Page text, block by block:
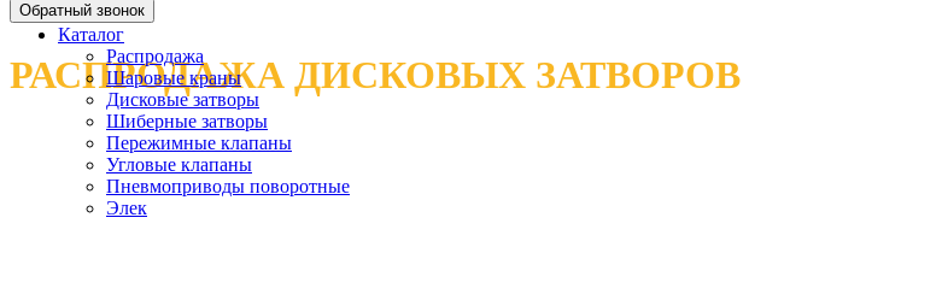
Обратный звонок
РАСПРОДАЖА ДИСКОВЫХ ЗАТВОРОВ
Каталог
Распродажа
Шаровые краны
Дисковые затворы
Шиберные затворы
Пережимные клапаны
Угловые клапаны
Пневмоприводы поворотные
Элек